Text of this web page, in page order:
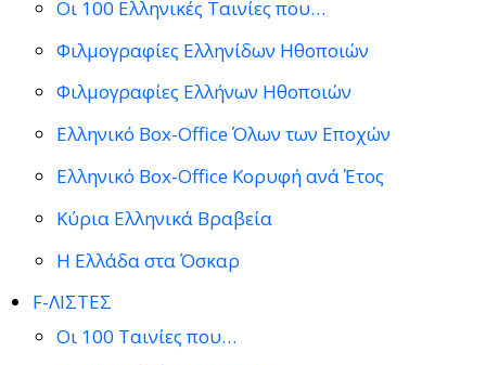
Οι 100 Ελληνικές Ταινίες που…
Φιλμογραφίες Ελληνίδων Ηθοποιών
Φιλμογραφίες Ελλήνων Ηθοποιών
Ελληνικό Box-Office Όλων των Εποχών
Ελληνικό Box-Office Κορυφή ανά Έτος
Κύρια Ελληνικά Βραβεία
Η Ελλάδα στα Όσκαρ
F-ΛΙΣΤΕΣ
Οι 100 Ταινίες που…